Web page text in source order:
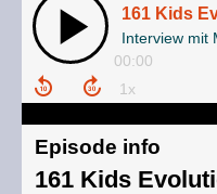
161 Kids
Interview mit
00:00
Episode info
161 Kids